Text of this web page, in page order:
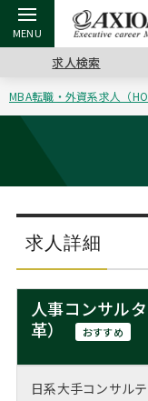
戻る
アクシアムの特長
サービス案内
コンサルタントの紹介
戻る
キャリア支援 TOP
キャリアデザイン講座
（最新求人市場動向）
ステージ別アドバイス
MBAの転職事例
MBAからのFAQ
MBA留学生数の推移
戻る
転職ツール TOP
英文レジュメの書き方
職務経歴書の書き方
よくある面接Q&A集
戻る
転職コラム TOP
“展”職相談室
転職市場の明日をよめ
転職成功への4つの鍵
戻る
イベント・セミナー
ジョブフェア
キャリアデザインセミ
キャリアフォーラム
戻る
会社概要 TOP
沿革
主なクライアント
採用情報
求人検索
MBA転職・外資系求人（
求人詳細
人事コンサル
革）
おすすめ
日系大手コンサル